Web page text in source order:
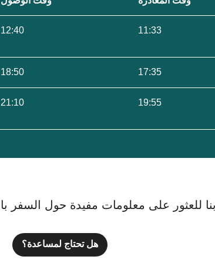
11:33
12:40
17:35
18:50
19:55
21:10
للعثور على معلومات مفيدة حول السفر
هل تحتاج لمساعدة؟